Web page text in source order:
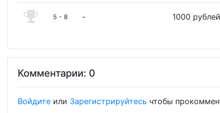
5 - 8 - 1000 рублей
Комментарии: 0
Войдите или Зарегистрируйтесь чтобы